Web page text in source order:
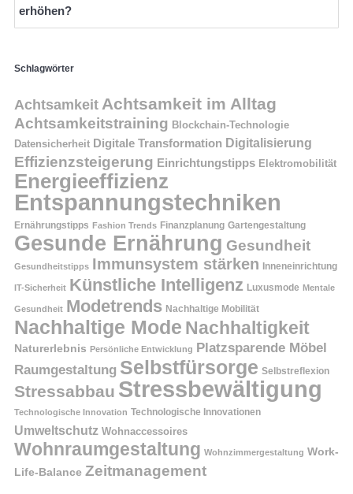
erhöhen?
Schlagwörter
Achtsamkeit Achtsamkeit im Alltag
Achtsamkeitstraining Blockchain-Technologie
Datensicherheit Digitale Transformation Digitalisierung
Effizienzsteigerung Einrichtungstipps Elektromobilität
Energieeffizienz
Entspannungstechniken
Ernährungstipps Fashion Trends Finanzplanung Gartengestaltung
Gesunde Ernährung Gesundheit
Gesundheitstipps Immunsystem stärken Inneneinrichtung
IT-Sicherheit Künstliche Intelligenz Luxusmode Mentale
Gesundheit Modetrends Nachhaltige Mobilität
Nachhaltige Mode Nachhaltigkeit
Naturerlebnis Persönliche Entwicklung Platzsparende Möbel
Raumgestaltung Selbstfürsorge Selbstreflexion
Stressabbau Stressbewältigung
Technologische Innovation Technologische Innovationen
Umweltschutz Wohnaccessoires
Wohnraumgestaltung Wohnzimmergestaltung Work-
Life-Balance Zeitmanagement